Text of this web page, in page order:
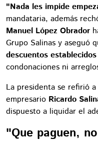
"Nada les impide
mandataria, además
Manuel López Obrador
Grupo Salinas y aseguó
descuentos
condonaciones ni
La presidenta se refirió
empresario Ricardo
dispuesto a liquidar el
"Que paguen,